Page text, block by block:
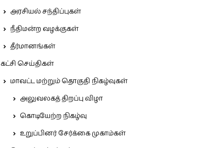
அரசியல் சந்திப்புகள்
நீதிமன்ற வழக்குகள்
தீர்மானங்கள்
கட்சி செய்திகள்
மாவட்ட மற்றும் தொகுதி நிகழ்வுகள்
அலுவலகத் திறப்பு விழா
கொடியேற்ற நிகழ்வு
உறுப்பினர் சேர்க்கை முகாம்கள்